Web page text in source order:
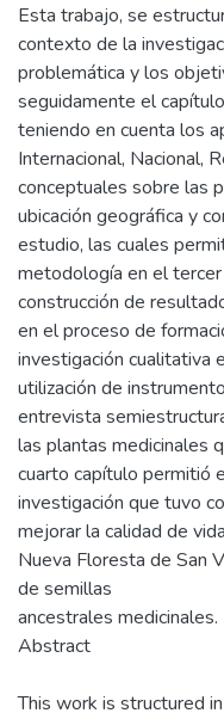
Esta trabajo, se
contexto de la
problemática y los
seguidamente el
teniendo en cuenta los
Internacional, Nacional,
conceptuales sobre las
ubicación geográfica y
estudio, las cuales
metodología en el
construcción de
en el proceso de
investigación cualitativa
utilización de
entrevista
las plantas medicinales
cuarto capítulo permitió
investigación que tuvo
mejorar la calidad de
Nueva Floresta de San
de semillas
ancestrales medicinales.
Abstract
This work is structured